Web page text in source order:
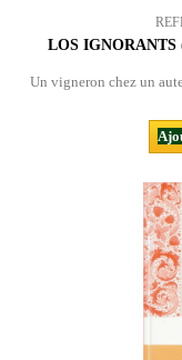
LOS
Un vigneron chez un